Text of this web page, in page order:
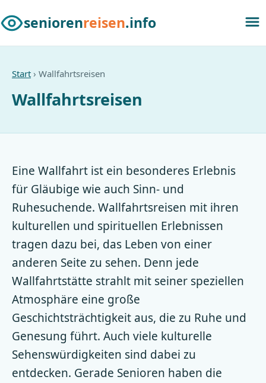
seniorenreisen.info
Start › Wallfahrtsreisen
Wallfahrtsreisen
Eine Wallfahrt ist ein besonderes Erlebnis
für Gläubige wie auch Sinn- und
Ruhesuchende. Wallfahrtsreisen mit ihren
kulturellen und spirituellen Erlebnissen
tragen dazu bei, das Leben von einer
anderen Seite zu sehen. Denn jede
Wallfahrtstätte strahlt mit seiner speziellen
Atmosphäre eine große
Geschichtsträchtigkeit aus, die zu Ruhe und
Genesung führt. Auch viele kulturelle
Sehenswürdigkeiten sind dabei zu
entdecken. Gerade Senioren haben die